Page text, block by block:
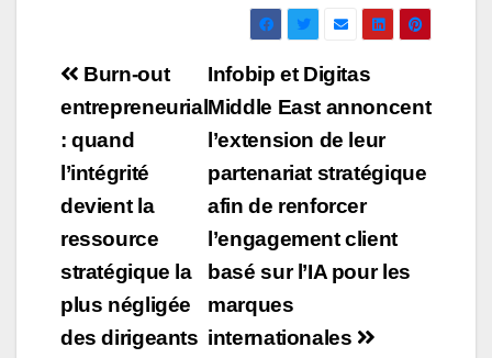
Navigation
de
l’article
Infobip et Digitas
Middle East annoncent
l’extension de leur
partenariat stratégique
afin de renforcer
l’engagement client
basé sur l’IA pour les
marques
internationales
Burn-out
entrepreneurial
: quand
l’intégrité
devient la
ressource
stratégique la
plus négligée
des dirigeants